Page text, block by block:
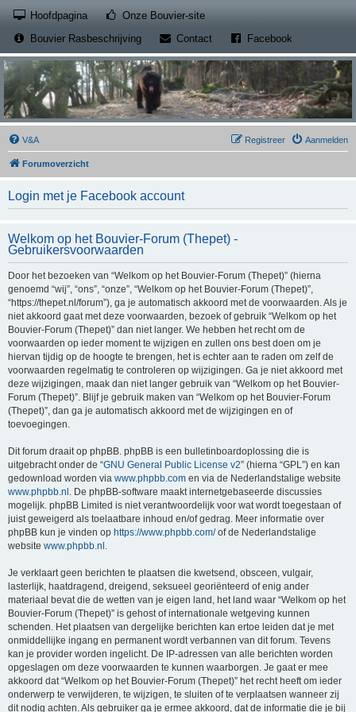
Hoofdpagina Onze Bouvier-site(Opens a new tab)
Bouvier Rasbeschrijving
Contact(Opens a new tab)
Facebook
V&A Aanmelden
Registreer
Forumoverzicht
Login met je Facebook account
Welkom op het Bouvier-Forum (Thepet) -
Gebruikersvoorwaarden
Door het bezoeken van “Welkom op het Bouvier-Forum (Thepet)” (hierna
genoemd “wij”, “ons”, “onze”, “Welkom op het Bouvier-Forum (Thepet)”,
“https://thepet.nl/forum”), ga je automatisch akkoord met de voorwaarden. Als je
niet akkoord gaat met deze voorwaarden, bezoek of gebruik “Welkom op het
Bouvier-Forum (Thepet)” dan niet langer. We hebben het recht om de
voorwaarden op ieder moment te wijzigen en zullen ons best doen om je
hiervan tijdig op de hoogte te brengen, het is echter aan te raden om zelf de
voorwaarden regelmatig te controleren op wijzigingen. Ga je niet akkoord met
deze wijzigingen, maak dan niet langer gebruik van “Welkom op het Bouvier-
Forum (Thepet)”. Blijf je gebruik maken van “Welkom op het Bouvier-Forum
(Thepet)”, dan ga je automatisch akkoord met de wijzigingen en of
toevoegingen.
Dit forum draait op phpBB. phpBB is een bulletinboardoplossing die is
uitgebracht onder de “GNU General Public License v2” (hierna “GPL”) en kan
gedownload worden via www.phpbb.com en via de Nederlandstalige website
www.phpbb.nl . De phpBB-software maakt internetgebaseerde discussies
mogelijk. phpBB Limited is niet verantwoordelijk voor wat wordt toegestaan of
juist geweigerd als toelaatbare inhoud en/of gedrag. Meer informatie over
phpBB kun je vinden op https://www.phpbb.com/of de Nederlandstalige
website www.phpbb.nl .
Je verklaart geen berichten te plaatsen die kwetsend, obsceen, vulgair,
lasterlijk, haatdragend, dreigend, seksueel georiënteerd of enig ander
materiaal bevat die de wetten van je eigen land, het land waar “Welkom op het
Bouvier-Forum (Thepet)” is gehost of internationale wetgeving kunnen
schenden. Het plaatsen van dergelijke berichten kan ertoe leiden dat je met
onmiddellijke ingang en permanent wordt verbannen van dit forum. Tevens
kan je provider worden ingelicht. De IP-adressen van alle berichten worden
opgeslagen om deze voorwaarden te kunnen waarborgen. Je gaat er mee
akkoord dat “Welkom op het Bouvier-Forum (Thepet)” het recht heeft om ieder
onderwerp te verwijderen, te wijzigen, te sluiten of te verplaatsen wanneer zij
dit nodig achten. Als gebruiker ga je ermee akkoord, dat de informatie die je bij